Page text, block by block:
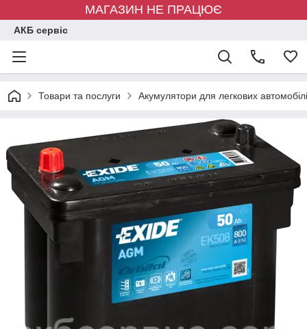
МАГАЗИН НЕ ПРАЦЮЄ
АКБ сервіс
Товари та послуги Акумулятори для легкових